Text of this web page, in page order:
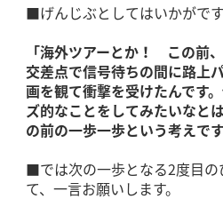
■げんじぶとしてはいかがで
「海外ツアーとか！ この前
交差点で信号待ちの間に路上
画を観て衝撃を受けたんです
ズ的なことをしてみたいなと
の前の一歩一歩という考えです
■では次の一歩となる2度目の
て、一言お願いします。